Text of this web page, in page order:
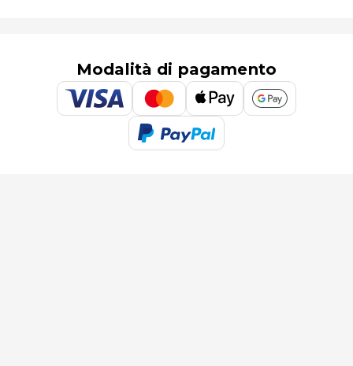
Modalità di pagamento